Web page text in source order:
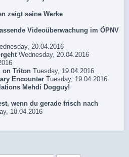
zeigt seine Werke
Videoüberwachung im ÖPNV
20.04.2016
Wednesday, 20.04.2016
on Triton Tuesday, 19.04.2016
Encounter Tuesday, 19.04.2016
Mehdi Dogguy!
wenn du gerade frisch nach
18.04.2016